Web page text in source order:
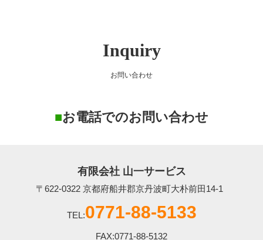
Inquiry
お問い合わせ
■お電話でのお問い合わせ
有限会社 山一サービス
〒622-0322 京都府船井郡京丹波町大朴前田14-1
TEL:0771-88-5133
FAX:0771-88-5132